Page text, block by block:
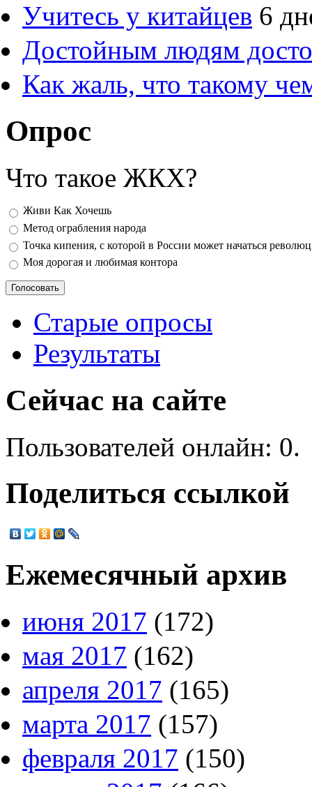
Учитесь у китайцев 6
Достойным людям
Как жаль, что такому
Опрос
Что такое ЖКХ?
Варианты
Живи Как Хочешь
Метод ограбления народа
Точка кипения, с которой в России может начаться
Моя дорогая и любимая контора
Старые опросы
Результаты
Сейчас на сайте
Пользователей онлайн: 0.
Поделиться ссылкой
Ежемесячный архив
июня 2017 (172)
мая 2017 (162)
апреля 2017 (165)
марта 2017 (157)
февраля 2017 (150)